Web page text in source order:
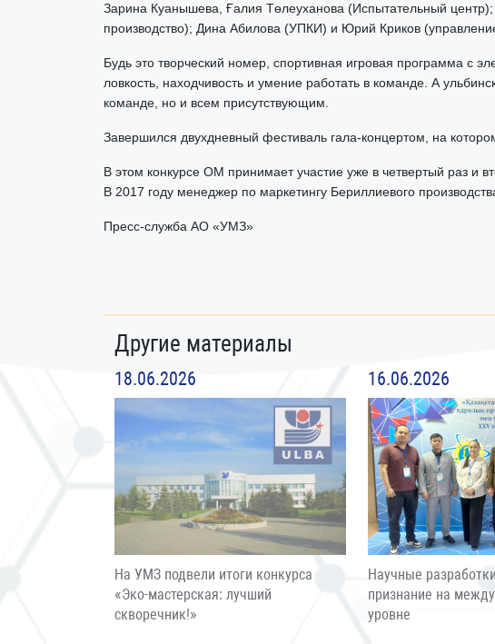
Зарина Куанышева, Ғалия Төлеуханова (Испытательный
производство); Дина Абилова (УПКИ) и Юрий Криков
Будь это творческий номер, спортивная игровая программа с
ловкость, находчивость и умение работать в команде. А
команде, но и всем присутствующим.
Завершился двухдневный фестиваль гала-концертом, на
В этом конкурсе ОМ принимает участие уже в четвертый раз и
В 2017 году менеджер по маркетингу Бериллиевого
Пресс-служба АО «УМЗ»
Другие материалы
18.06.2026
На УМЗ подвели итоги конкурса
«Эко-мастерская: лучший
скворечник!»
16.06.2026
Научные
признание на
уровне